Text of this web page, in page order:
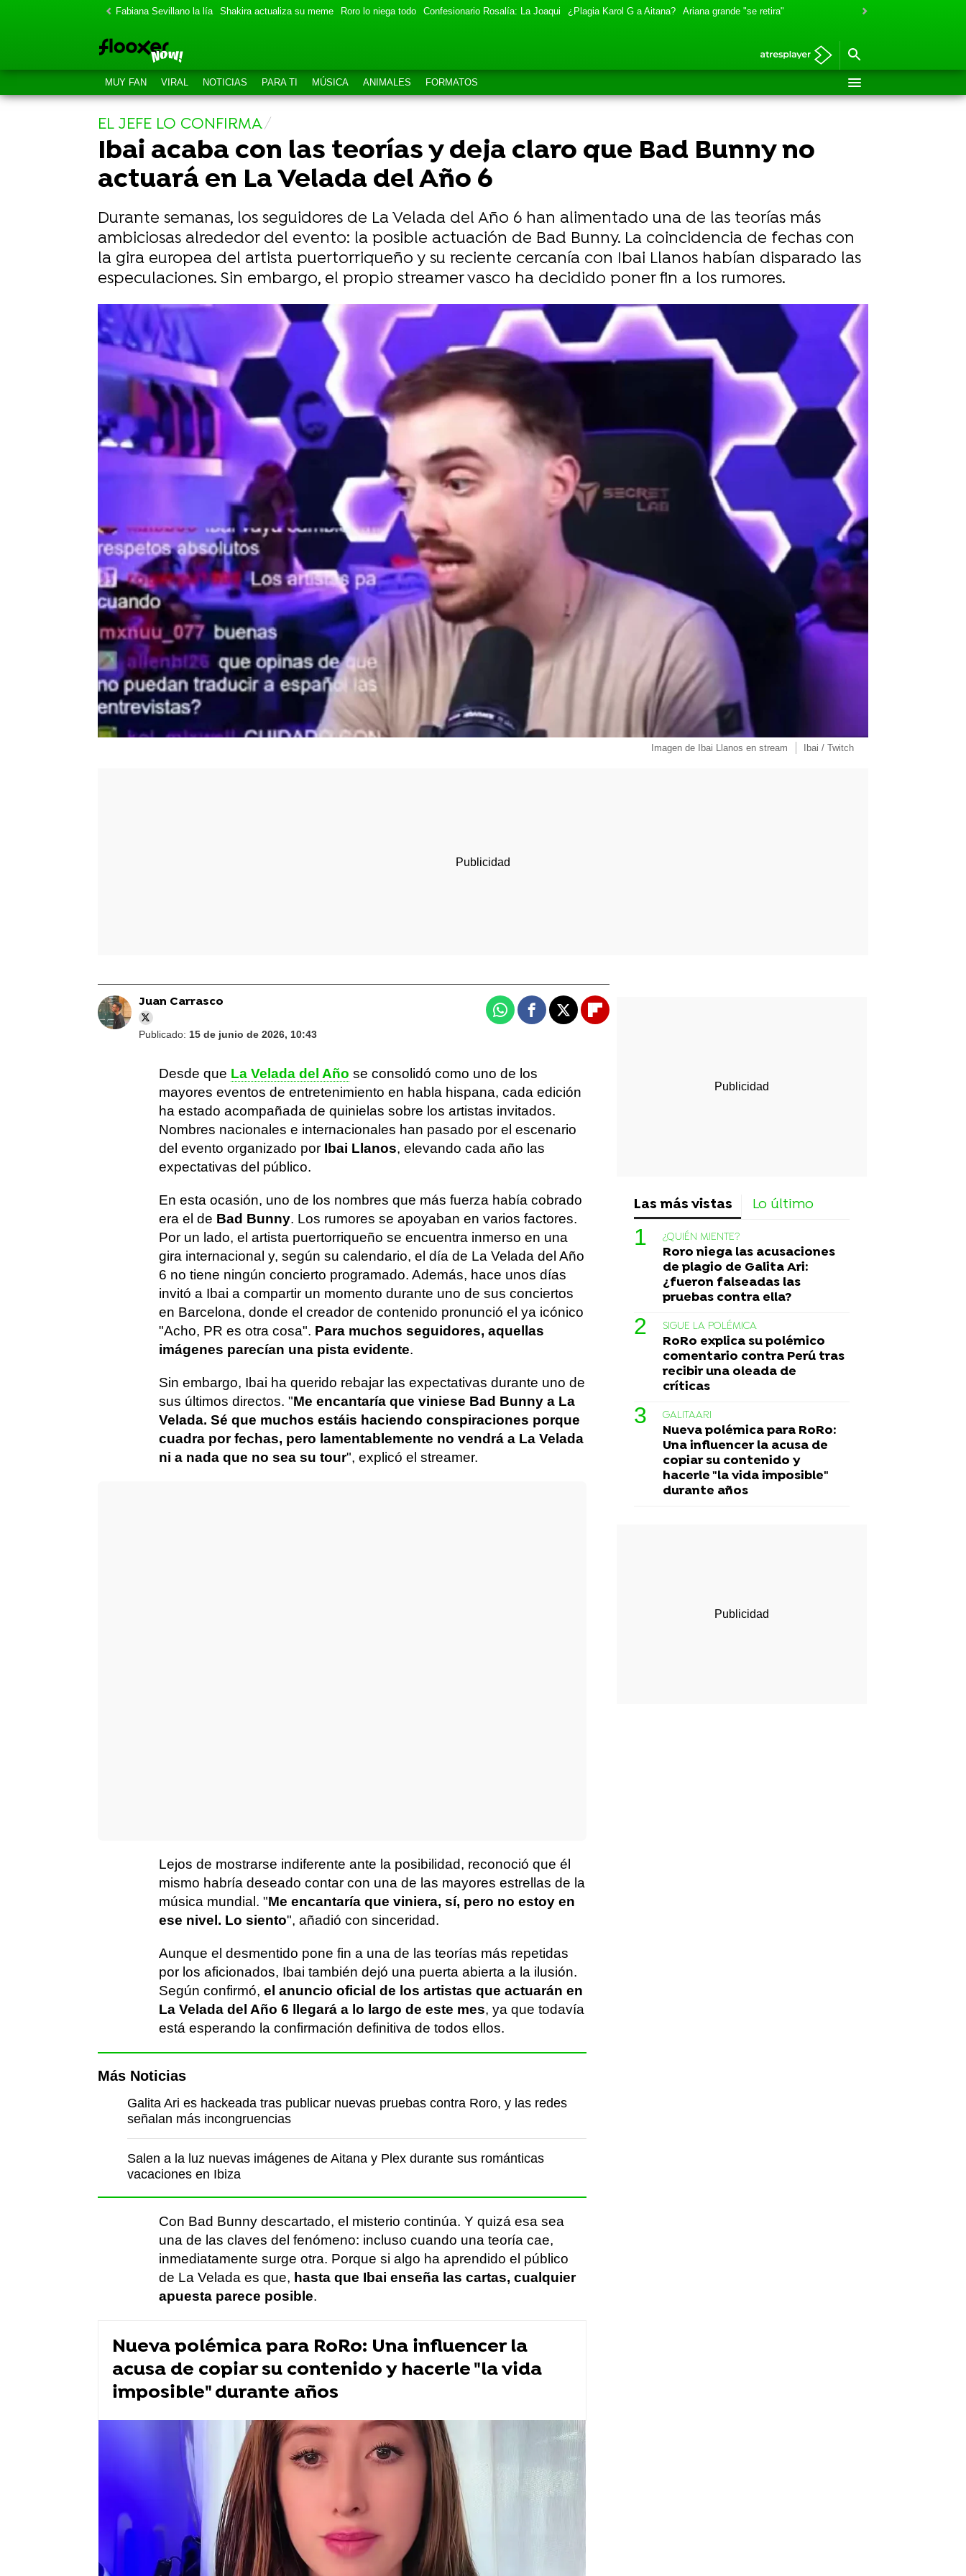
Fabiana Sevillano la lía Shakira actualiza su meme Roro lo niega todo Confesionario Rosalía: La Joaqui ¿Plagia Karol G a Aitana? Ariana grande "se retira"
MUY FAN VIRAL NOTICIAS PARA TI MÚSICA ANIMALES FORMATOS
EL JEFE LO CONFIRMA
Ibai acaba con las teorías y deja claro que Bad Bunny no
actuará en La Velada del Año 6
Durante semanas, los seguidores de La Velada del Año 6 han alimentado una de las teorías más
ambiciosas alrededor del evento: la posible actuación de Bad Bunny. La coincidencia de fechas con
la gira europea del artista puertorriqueño y su reciente cercanía con Ibai Llanos habían disparado las
especulaciones. Sin embargo, el propio streamer vasco ha decidido poner fin a los rumores.
Imagen de Ibai Llanos en stream Ibai / Twitch
Juan Carrasco
Publicado: 15 de junio de 2026, 10:43
WhatsappFacebook
X Flipboard
Desde que La Velada del Año se consolidó como uno de los
mayores eventos de entretenimiento en habla hispana, cada edición
ha estado acompañada de quinielas sobre los artistas invitados.
Nombres nacionales e internacionales han pasado por el escenario
del evento organizado por Ibai Llanos, elevando cada año las
expectativas del público.
En esta ocasión, uno de los nombres que más fuerza había cobrado
era el de Bad Bunny. Los rumores se apoyaban en varios factores.
Por un lado, el artista puertorriqueño se encuentra inmerso en una
gira internacional y, según su calendario, el día de La Velada del Año
6 no tiene ningún concierto programado. Además, hace unos días
invitó a Ibai a compartir un momento durante uno de sus conciertos
en Barcelona, donde el creador de contenido pronunció el ya icónico
"Acho, PR es otra cosa". Para muchos seguidores, aquellas
imágenes parecían una pista evidente.
Sin embargo, Ibai ha querido rebajar las expectativas durante uno de
sus últimos directos. "Me encantaría que viniese Bad Bunny a La
Velada. Sé que muchos estáis haciendo conspiraciones porque
cuadra por fechas, pero lamentablemente no vendrá a La Velada
ni a nada que no sea su tour", explicó el streamer.
Lejos de mostrarse indiferente ante la posibilidad, reconoció que él
mismo habría deseado contar con una de las mayores estrellas de la
música mundial. "Me encantaría que viniera, sí, pero no estoy en
ese nivel. Lo siento", añadió con sinceridad.
Aunque el desmentido pone fin a una de las teorías más repetidas
por los aficionados, Ibai también dejó una puerta abierta a la ilusión.
Según confirmó, el anuncio oficial de los artistas que actuarán en
La Velada del Año 6 llegará a lo largo de este mes, ya que todavía
está esperando la confirmación definitiva de todos ellos.
Más Noticias
Galita Ari es hackeada tras publicar nuevas pruebas contra Roro, y las redes
señalan más incongruencias
Salen a la luz nuevas imágenes de Aitana y Plex durante sus románticas
vacaciones en Ibiza
Con Bad Bunny descartado, el misterio continúa. Y quizá esa sea
una de las claves del fenómeno: incluso cuando una teoría cae,
inmediatamente surge otra. Porque si algo ha aprendido el público
de La Velada es que, hasta que Ibai enseña las cartas, cualquier
apuesta parece posible.
Nueva polémica para RoRo: Una influencer la
acusa de copiar su contenido y hacerle "la vida
imposible" durante años
Ibai Llanos Velada del año
Las más vistas Lo último
¿QUIÉN MIENTE?
Roro niega las acusaciones
de plagio de Galita Ari:
¿fueron falseadas las
pruebas contra ella?
SIGUE LA POLÉMICA
RoRo explica su polémico
comentario contra Perú tras
recibir una oleada de
críticas
GALITAARI
Nueva polémica para RoRo:
Una influencer la acusa de
copiar su contenido y
hacerle "la vida imposible"
durante años